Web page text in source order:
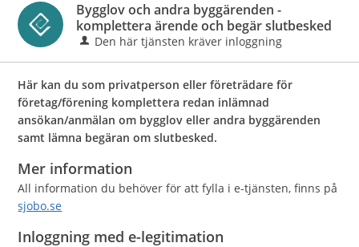
Bygglov och andra byggärenden -
komplettera ärende och begär slutbesked
Den här tjänsten kräver inloggning
Här kan du som privatperson eller företrädare för
företag/förening komplettera redan inlämnad
ansökan/anmälan om bygglov eller andra byggärenden
samt lämna begäran om slutbesked.
Mer information
All information du behöver för att fylla i e-tjänsten, finns på
sjobo.se
Inloggning med e-legitimation